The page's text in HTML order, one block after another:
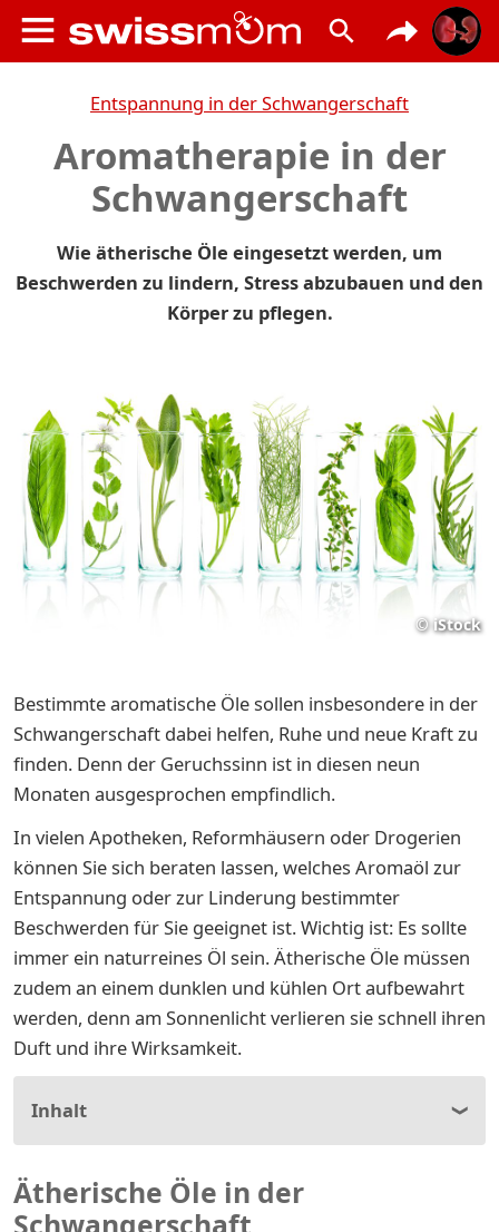
Entspannung in der Schwangerschaft
Aromatherapie in der
Schwangerschaft
Wie ätherische Öle eingesetzt werden, um
Beschwerden zu lindern, Stress abzubauen und den
Körper zu pflegen.
© iStock
Bestimmte aromatische Öle sollen insbesondere in der
Schwangerschaft dabei helfen, Ruhe und neue Kraft zu
finden. Denn der Geruchssinn ist in diesen neun
Monaten ausgesprochen empfindlich.
In vielen Apotheken, Reformhäusern oder Drogerien
können Sie sich beraten lassen, welches Aromaöl zur
Entspannung oder zur Linderung bestimmter
Beschwerden für Sie geeignet ist. Wichtig ist: Es sollte
immer ein naturreines Öl sein. Ätherische Öle müssen
zudem an einem dunklen und kühlen Ort aufbewahrt
werden, denn am Sonnenlicht verlieren sie schnell ihren
Duft und ihre Wirksamkeit.
Inhalt
Ätherische Öle in der